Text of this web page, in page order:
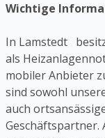
Wichtige
In Lamstedt
als
mobiler Anbieter
sind sowohl
auch
Geschäftspartner.